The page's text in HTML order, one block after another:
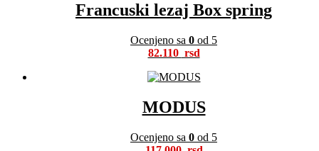
Francuski lezaj Box spring
Ocenjeno sa 0 od 5
82.110
MODUS
Ocenjeno sa 0 od 5